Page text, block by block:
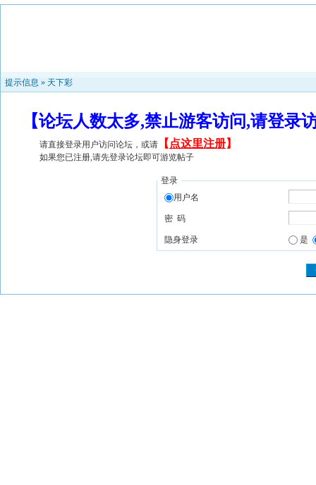
提示信息 » 天下彩
【论坛人数太多,禁止游客访问,请登
请直接登录用户访问论坛，或请 【 点这里注册】
如果您已注册,请先登录论坛即可游览帖子
登录
用户名
密 码
隐身登录 是